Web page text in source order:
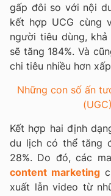
gấp đôi so với nội
kết hợp UCG cùng
người tiêu dùng,
sẽ tăng 184%. Và
chi tiêu nhiều hơn
Những con số ấn
Kết hợp hai định
du lịch có thể tăng
28%. Do đó, các
content marketing
xuất lẫn video từ